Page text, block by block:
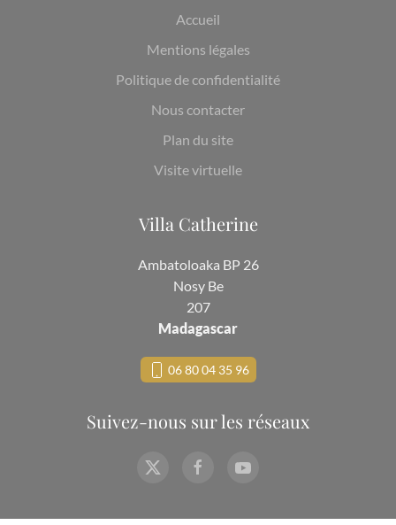
Accueil
Mentions légales
Politique de confidentialité
Nous contacter
Plan du site
Visite virtuelle
Villa Catherine
Ambatoloaka BP 26
Nosy Be
207
Madagascar
06 80 04 35 96
Suivez-nous sur les réseaux